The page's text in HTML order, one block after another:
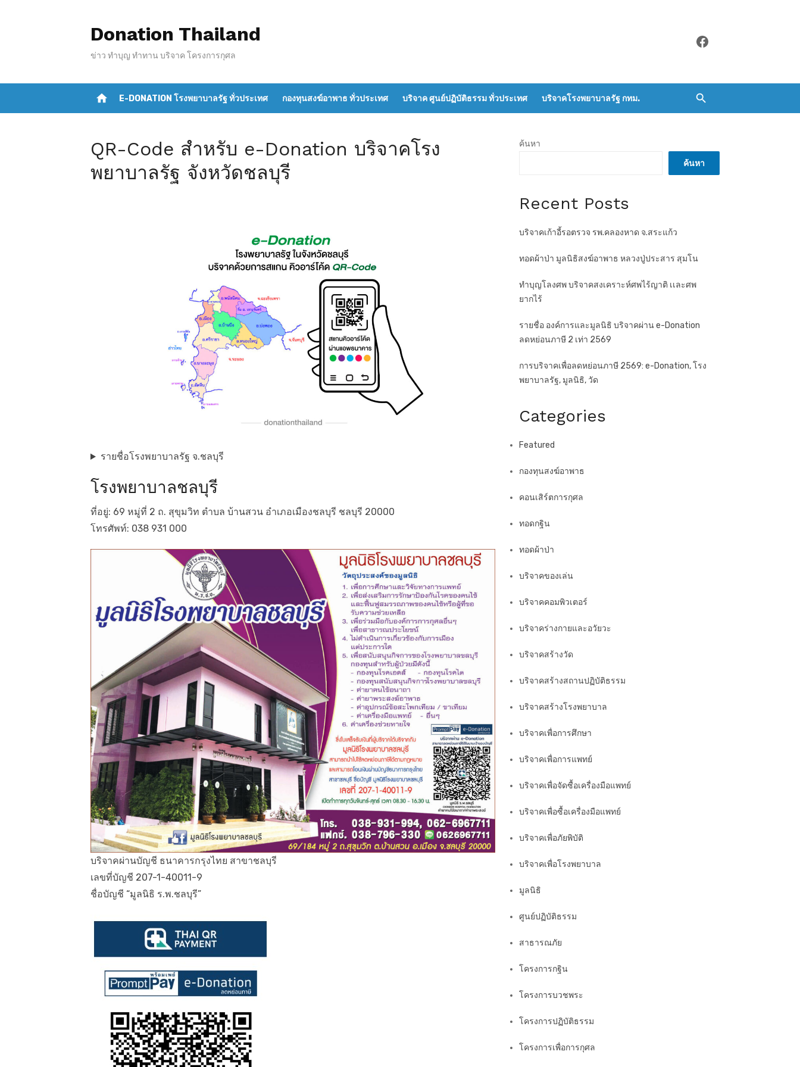
Donation Thailand
ข่าว ทำบุญ ทำทาน บริจาค โครงการกุศล
Facebook
home E-DONATION โรงพยาบาลรัฐ ทั่วประเทศ กองทุนสงฆ์อาพาธ ทั่วประเทศ บริจาค ศูนย์ปฏิบัติธรรม ทั่วประเทศ บริจาคโรงพยาบาลรัฐ กทม.
QR-Code สำหรับ e-Donation บริจาคโรง
พยาบาลรัฐ จังหวัดชลบุรี
รายชื่อโรงพยาบาลรัฐ จ.ชลบุรี
โรงพยาบาลชลบุรี
ที่อยู่: 69 หมู่ที่ 2 ถ. สุขุมวิท ตำบล บ้านสวน อำเภอเมืองชลบุรี ชลบุรี 20000
โทรศัพท์: 038 931 000
บริจาคผ่านบัญชี ธนาคารกรุงไทย สาขาชลบุรี
เลขที่บัญชี 207-1-40011-9
ชื่อบัญชี “มูลนิธิ ร.พ.ชลบุรี”
ค้นหา
ค้นหา
Recent Posts
บริจาคเก้าอี้รอตรวจ รพ.คลองหาด จ.สระแก้ว
ทอดผ้าป่า มูลนิธิสงฆ์อาพาธ หลวงปู่ประสาร สุมโน
ทำบุญโลงศพ บริจาคสงเคราะห์ศพไร้ญาติ เเละศพ
ยากไร้
รายชื่อ องค์การและมูลนิธิ บริจาคผ่าน e-Donation
ลดหย่อนภาษี 2 เท่า 2569
การบริจาคเพื่อลดหย่อนภาษี 2569: e-Donation, โรง
พยาบาลรัฐ, มูลนิธิ, วัด
Categories
Featured
กองทุนสงฆ์อาพาธ
คอนเสิร์ตการกุศล
ทอดกฐิน
ทอดผ้าป่า
บริจาคของเล่น
บริจาคคอมพิวเตอร์
บริจาคร่างกายและอวัยวะ
บริจาคสร้างวัด
บริจาคสร้างสถานปฏิบัติธรรม
บริจาคสร้างโรงพยาบาล
บริจาคเพื่อการศึกษา
บริจาคเพื่อการแพทย์
บริจาคเพื่อจัดซื้อเครื่องมือแพทย์
บริจาคเพื่อซื้อเครื่องมือแพทย์
บริจาคเพื่อภัยพิบัติ
บริจาคเพื่อโรงพยาบาล
มูลนิธิ
ศูนย์ปฏิบัติธรรม
สาธารณภัย
โครงการกฐิน
โครงการบวชพระ
โครงการปฏิบัติธรรม
โครงการเพื่อการกุศล